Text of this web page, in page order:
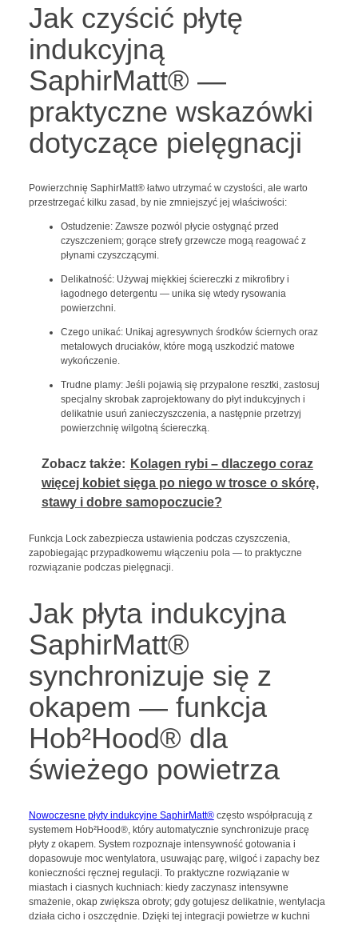
Jak czyścić płytę
indukcyjną
SaphirMatt® —
praktyczne wskazówki
dotyczące pielęgnacji
Powierzchnię SaphirMatt® łatwo utrzymać w czystości, ale warto
przestrzegać kilku zasad, by nie zmniejszyć jej właściwości:
Ostudzenie: Zawsze pozwól płycie ostygnąć przed
czyszczeniem; gorące strefy grzewcze mogą reagować z
płynami czyszczącymi.
Delikatność: Używaj miękkiej ściereczki z mikrofibry i
łagodnego detergentu — unika się wtedy rysowania
powierzchni.
Czego unikać: Unikaj agresywnych środków ściernych oraz
metalowych druciaków, które mogą uszkodzić matowe
wykończenie.
Trudne plamy: Jeśli pojawią się przypalone resztki, zastosuj
specjalny skrobak zaprojektowany do płyt indukcyjnych i
delikatnie usuń zanieczyszczenia, a następnie przetrzyj
powierzchnię wilgotną ściereczką.
Zobacz także: Kolagen rybi – dlaczego coraz
więcej kobiet sięga po niego w trosce o skórę,
stawy i dobre samopoczucie?
Funkcja Lock zabezpiecza ustawienia podczas czyszczenia,
zapobiegając przypadkowemu włączeniu pola — to praktyczne
rozwiązanie podczas pielęgnacji.
Jak płyta indukcyjna
SaphirMatt®
synchronizuje się z
okapem — funkcja
Hob²Hood® dla
świeżego powietrza
Nowoczesne płyty indukcyjne SaphirMatt®często współpracują z
systemem Hob²Hood®, który automatycznie synchronizuje pracę
płyty z okapem. System rozpoznaje intensywność gotowania i
dopasowuje moc wentylatora, usuwając parę, wilgoć i zapachy bez
konieczności ręcznej regulacji. To praktyczne rozwiązanie w
miastach i ciasnych kuchniach: kiedy zaczynasz intensywne
smażenie, okap zwiększa obroty; gdy gotujesz delikatnie, wentylacja
działa cicho i oszczędnie. Dzięki tej integracji powietrze w kuchni